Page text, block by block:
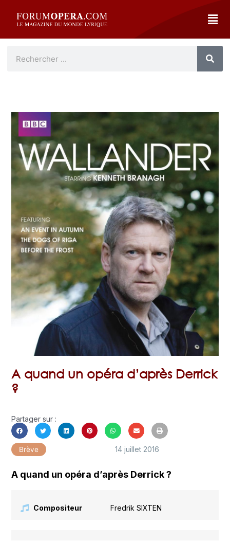
A quand un opéra d’après Derrick
?
Partager sur :
Brève 14 juillet 2016
A quand un opéra d’après Derrick ?
Compositeur Fredrik SIXTEN